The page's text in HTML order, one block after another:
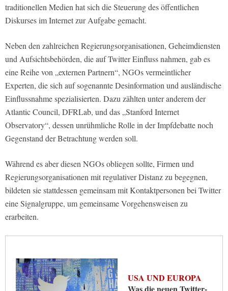
traditionellen Medien hat sich die Steuerung des öffentlichen
Diskurses im Internet zur Aufgabe gemacht.
Neben den zahlreichen Regierungsorganisationen, Geheimdiensten
und Aufsichtsbehörden, die auf Twitter Einfluss nahmen, gab es
eine Reihe von „externen Partnern“, NGOs vermeintlicher
Experten, die sich auf sogenannte Desinformation und ausländische
Einflussnahme spezialisierten. Dazu zählten unter anderem der
Atlantic Council, DFRLab, und das „Stanford Internet
Observatory“, dessen unrühmliche Rolle in der Impfdebatte noch
Gegenstand der Betrachtung werden soll.
Während es aber diesen NGOs obliegen sollte, Firmen und
Regierungsorganisationen mit regulativer Distanz zu begegnen,
bildeten sie stattdessen gemeinsam mit Kontaktpersonen bei Twitter
eine Signalgruppe, um gemeinsame Vorgehensweisen zu
erarbeiten.
USA UND EUROPA